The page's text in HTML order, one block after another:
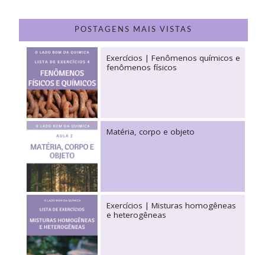
POSTAGENS MAIS VISTAS
Exercícios | Fenômenos químicos e
fenômenos físicos
Matéria, corpo e objeto
Exercícios | Misturas homogêneas
e heterogêneas